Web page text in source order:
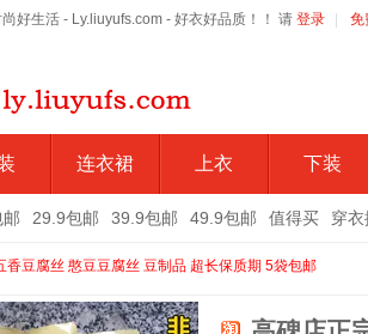
好生活 - Ly.liuyufs.com - 好衣好品质！！ 请 登录 免
连衣裙 上衣 下装
29.9包邮 39.9包邮 49.9包邮 值得买 穿
香豆腐丝 憨豆豆腐丝 豆制品 超长保质期 5袋包邮